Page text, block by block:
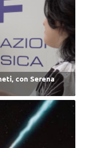
con Serena